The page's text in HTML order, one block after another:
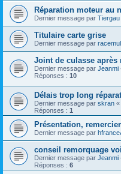
Réparation moteur au
Dernier message par Tiergau
Titulaire carte grise
Dernier message par racemul
Joint de culasse
Dernier message par Jeanmi
Réponses : 10
Délais trop long
Dernier message par skran «
Réponses : 1
Présentation,
Dernier message par
conseil remorquage
Dernier message par Jeanmi
Réponses : 6